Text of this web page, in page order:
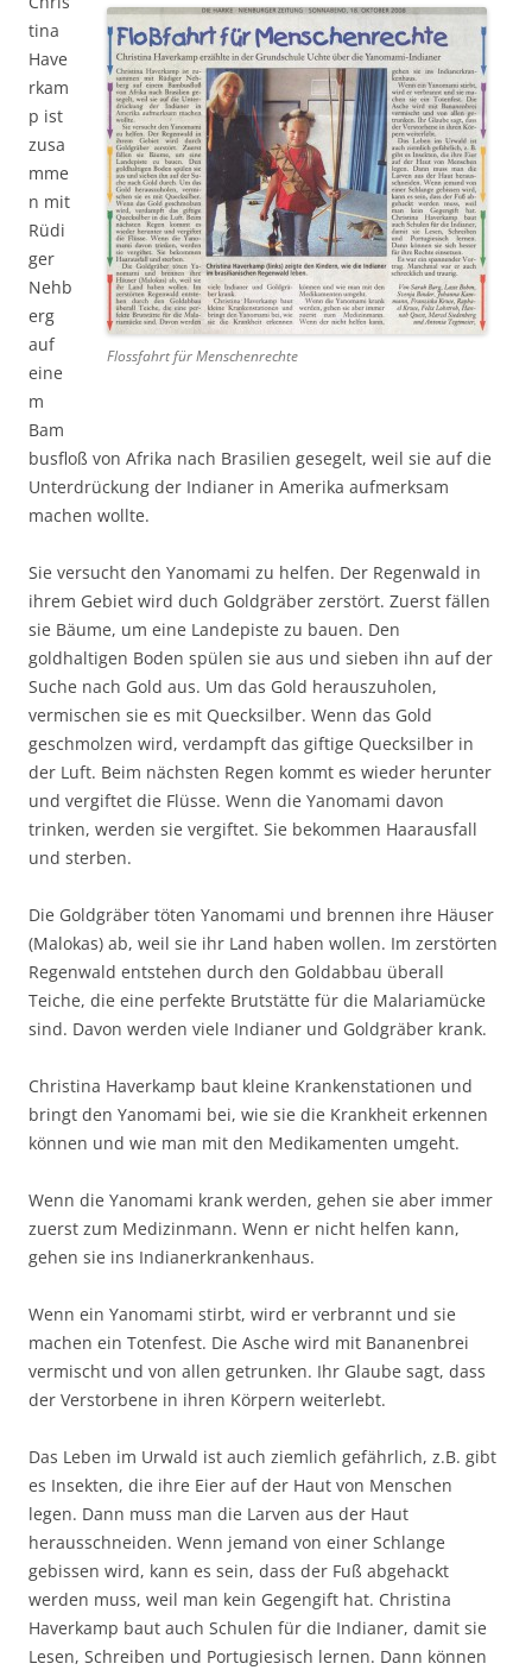
Flossfahrt für Menschenrechte
tina
Have
rkam
p ist
zusa
mme
n mit
Rüdi
ger
Nehb
erg
auf
eine
m
Bam
busfloß von Afrika nach Brasilien gesegelt, weil sie auf die
Unterdrückung der Indianer in Amerika aufmerksam
machen wollte.
Sie versucht den Yanomami zu helfen. Der Regenwald in
ihrem Gebiet wird duch Goldgräber zerstört. Zuerst fällen
sie Bäume, um eine Landepiste zu bauen. Den
goldhaltigen Boden spülen sie aus und sieben ihn auf der
Suche nach Gold aus. Um das Gold herauszuholen,
vermischen sie es mit Quecksilber. Wenn das Gold
geschmolzen wird, verdampft das giftige Quecksilber in
der Luft. Beim nächsten Regen kommt es wieder herunter
und vergiftet die Flüsse. Wenn die Yanomami davon
trinken, werden sie vergiftet. Sie bekommen Haarausfall
und sterben.
Die Goldgräber töten Yanomami und brennen ihre Häuser
(Malokas) ab, weil sie ihr Land haben wollen. Im zerstörten
Regenwald entstehen durch den Goldabbau überall
Teiche, die eine perfekte Brutstätte für die Malariamücke
sind. Davon werden viele Indianer und Goldgräber krank.
Christina Haverkamp baut kleine Krankenstationen und
bringt den Yanomami bei, wie sie die Krankheit erkennen
können und wie man mit den Medikamenten umgeht.
Wenn die Yanomami krank werden, gehen sie aber immer
zuerst zum Medizinmann. Wenn er nicht helfen kann,
gehen sie ins Indianerkrankenhaus.
Wenn ein Yanomami stirbt, wird er verbrannt und sie
machen ein Totenfest. Die Asche wird mit Bananenbrei
vermischt und von allen getrunken. Ihr Glaube sagt, dass
der Verstorbene in ihren Körpern weiterlebt.
Das Leben im Urwald ist auch ziemlich gefährlich, z.B. gibt
es Insekten, die ihre Eier auf der Haut von Menschen
legen. Dann muss man die Larven aus der Haut
herausschneiden. Wenn jemand von einer Schlange
gebissen wird, kann es sein, dass der Fuß abgehackt
werden muss, weil man kein Gegengift hat. Christina
Haverkamp baut auch Schulen für die Indianer, damit sie
Lesen, Schreiben und Portugiesisch lernen. Dann können